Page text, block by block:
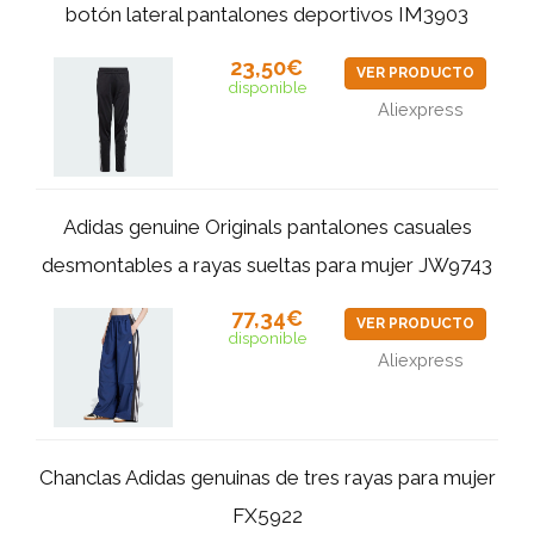
botón lateral pantalones deportivos IM3903
23,50€
disponible
VER PRODUCTO
Aliexpress
Adidas genuine Originals pantalones casuales
desmontables a rayas sueltas para mujer JW9743
77,34€
disponible
VER PRODUCTO
Aliexpress
Chanclas Adidas genuinas de tres rayas para mujer
FX5922